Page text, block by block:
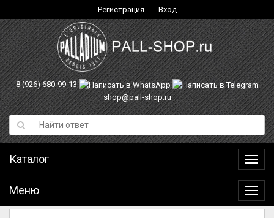
Регистрация Вход
8 (926) 680-99-13
shop@pall-shop.ru
Каталог
Меню
Меню